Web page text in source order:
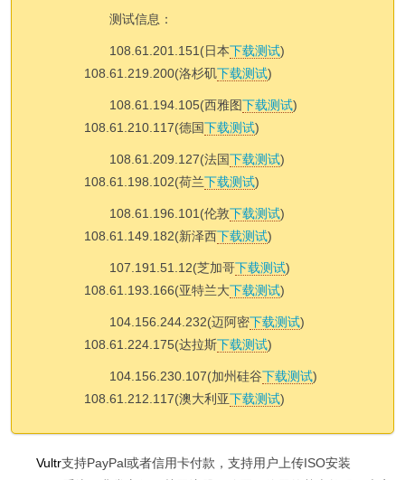
测试信息：
108.61.201.151(日本下载测试)
108.61.219.200(洛杉矶下载测试)
108.61.194.105(西雅图下载测试)
108.61.210.117(德国下载测试)
108.61.209.127(法国下载测试)
108.61.198.102(荷兰下载测试)
108.61.196.101(伦敦下载测试)
108.61.149.182(新泽西下载测试)
107.191.51.12(芝加哥下载测试)
108.61.193.166(亚特兰大下载测试)
104.156.244.232(迈阿密下载测试)
108.61.224.175(达拉斯下载测试)
104.156.230.107(加州硅谷下载测试)
108.61.212.117(澳大利亚下载测试)
Vultr支持PayPal或者信用卡付款，支持用户上传ISO安装